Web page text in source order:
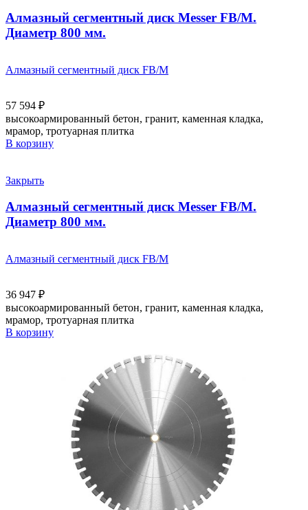
Алмазный сегментный диск Messer FB/M.
Диаметр 800 мм.
Алмазный сегментный диск FB/M
57 594 ₽
высокоармированный бетон, гранит, каменная кладка,
мрамор, тротуарная плитка
В корзину
Закрыть
Алмазный сегментный диск Messer FB/M.
Диаметр 800 мм.
Алмазный сегментный диск FB/M
36 947 ₽
высокоармированный бетон, гранит, каменная кладка,
мрамор, тротуарная плитка
В корзину